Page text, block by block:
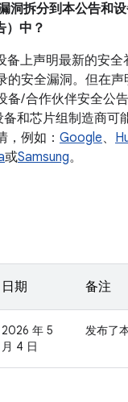
洞拆分到本公告和
）中？
备上声明最新的安
的安全漏洞。但在声
备/ 合作伙伴安全公
和芯片组制造商可
，例如： Google、
或Samsung。
日期 备注
2026 年 5
月 4 日
发布了